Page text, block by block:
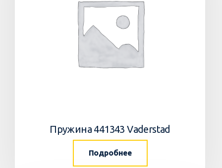
Пружина 441343 Vaderstad
Подробнее